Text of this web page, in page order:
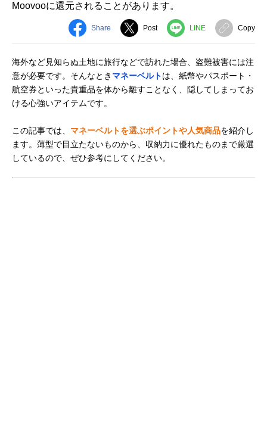
Moovooに還元されることがあります。
Share Post LINE Copy
海外など見知らぬ土地に旅行などで訪れた場合、盗難被害には注
意が必要です。そんなとき マネーベルトは、紙幣やパスポート・
航空券といった貴重品を体から離すことなく、隠してしまってお
ける心強いアイテムです。
この記事では、 マネーベルトを選ぶポイントや人気商品を紹介し
ます。薄型で目立たないものから、収納力に優れたものまで厳選
しているので、ぜひ参考にしてください。